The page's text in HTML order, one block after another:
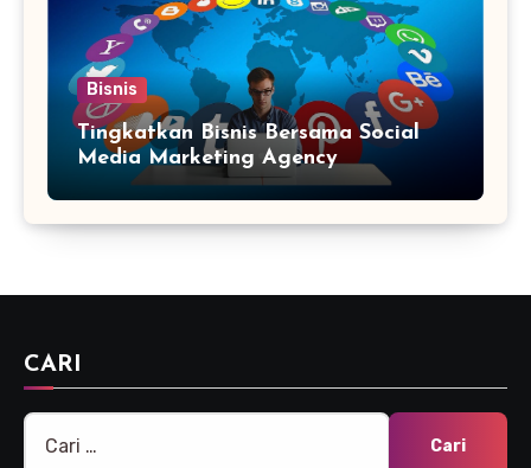
Bisnis
Tingkatkan Bisnis Bersama Social
Media Marketing Agency
CARI
Cari